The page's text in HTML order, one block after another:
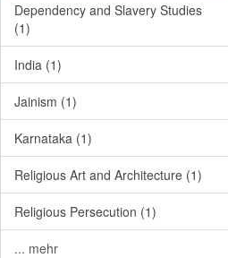
Dependency and Slavery Studies
(1)
India (1)
Jainism (1)
Karnataka (1)
Religious Art and Architecture (1)
Religious Persecution (1)
... mehr